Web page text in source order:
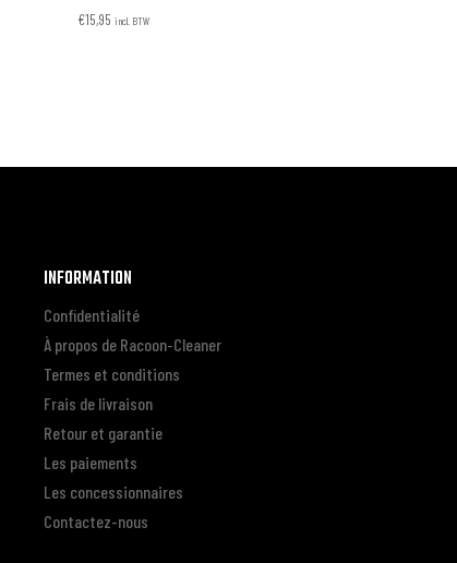
€15,95 incl. BTW
INFORMATION
Confidentialité
À propos de Racoon-Cleaner
Termes et conditions
Frais de livraison
Retour et garantie
Les paiements
Les concessionnaires
Contactez-nous